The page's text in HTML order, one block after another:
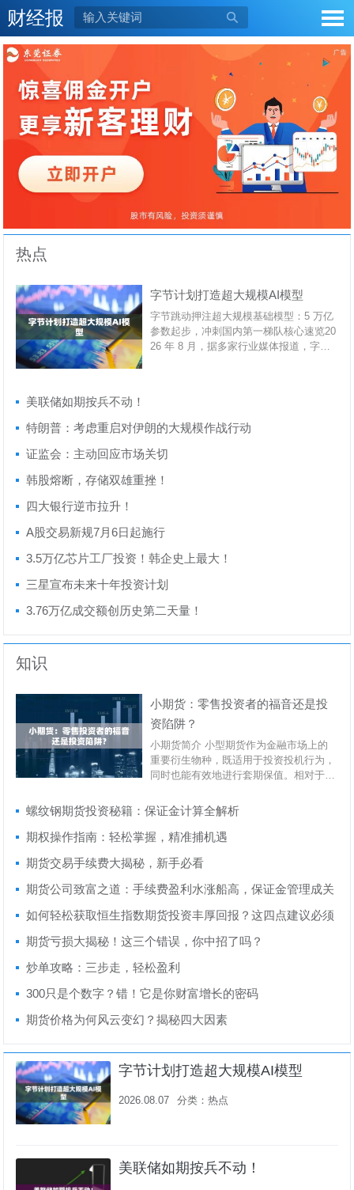
财经报 
热点
字节计划打造超大规模AI模型
字节跳动押注超大规模基础模型：5 万亿
参数起步，冲刺国内第一梯队核心速览20
26 年 8 月，据多家行业媒体报道，字节
美联储如期按兵不动！
特朗普：考虑重启对伊朗的大规模作战行动
证监会：主动回应市场关切
韩股熔断，存储双雄重挫！
四大银行逆市拉升！
A股交易新规7月6日起施行
3.5万亿芯片工厂投资！韩企史上最大！
三星宣布未来十年投资计划
3.76万亿成交额创历史第二天量！
知识
小期货：零售投资者的福音还是投
资陷阱？
小期货简介 小型期货作为金融市场上的
重要衍生物种，既适用于投资投机行为，
同时也能有效地进行套期保值。相对于大
螺纹钢期货投资秘籍：保证金计算全解析
期权操作指南：轻松掌握，精准捕机遇
期货交易手续费大揭秘，新手必看
期货公司致富之道：手续费盈利水涨船高，保证金管理成关
如何轻松获取恒生指数期货投资丰厚回报？这四点建议必须
知道
期货亏损大揭秘！这三个错误，你中招了吗？
炒单攻略：三步走，轻松盈利
300只是个数字？错！它是你财富增长的密码
期货价格为何风云变幻？揭秘四大因素
字节计划打造超大规模AI模型
2026.08.07 分类：热点
美联储如期按兵不动！